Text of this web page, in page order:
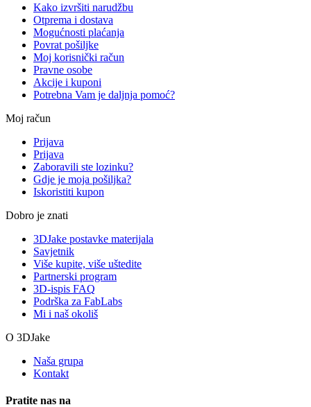
Kako izvršiti narudžbu
Otprema i dostava
Mogućnosti plaćanja
Povrat pošiljke
Moj korisnički račun
Pravne osobe
Akcije i kuponi
Potrebna Vam je daljnja pomoć?
Moj račun
Prijava
Prijava
Zaboravili ste lozinku?
Gdje je moja pošiljka?
Iskoristiti kupon
Dobro je znati
3DJake postavke materijala
Savjetnik
Više kupite, više uštedite
Partnerski program
3D-ispis FAQ
Podrška za FabLabs
Mi i naš okoliš
O 3DJake
Naša grupa
Kontakt
Pratite nas na